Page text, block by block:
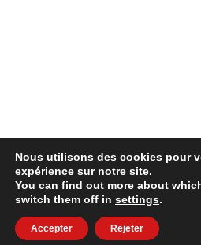
Nous utilisons des cookies pour
expérience sur notre site.
You can find out more about
switch them off in settings.
Accepter Rejeter